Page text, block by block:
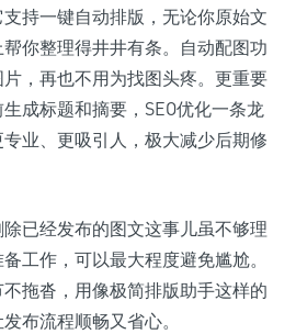
持一键自动排版，无论你原始文
你整理得井井有条。自动配图功
，再也不用为找图头疼。更重要
成标题和摘要，SEO优化一条龙
业、更吸引人，极大减少后期修
已经发布的图文这事儿虽不够理
工作，可以最大程度避免尴尬。
拖沓，用像极简排版助手这样的
布流程顺畅又省心。